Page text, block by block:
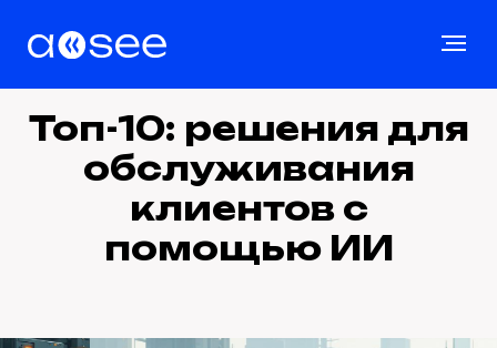
Топ-10: решения для
обслуживания
клиентов с
помощью ИИ